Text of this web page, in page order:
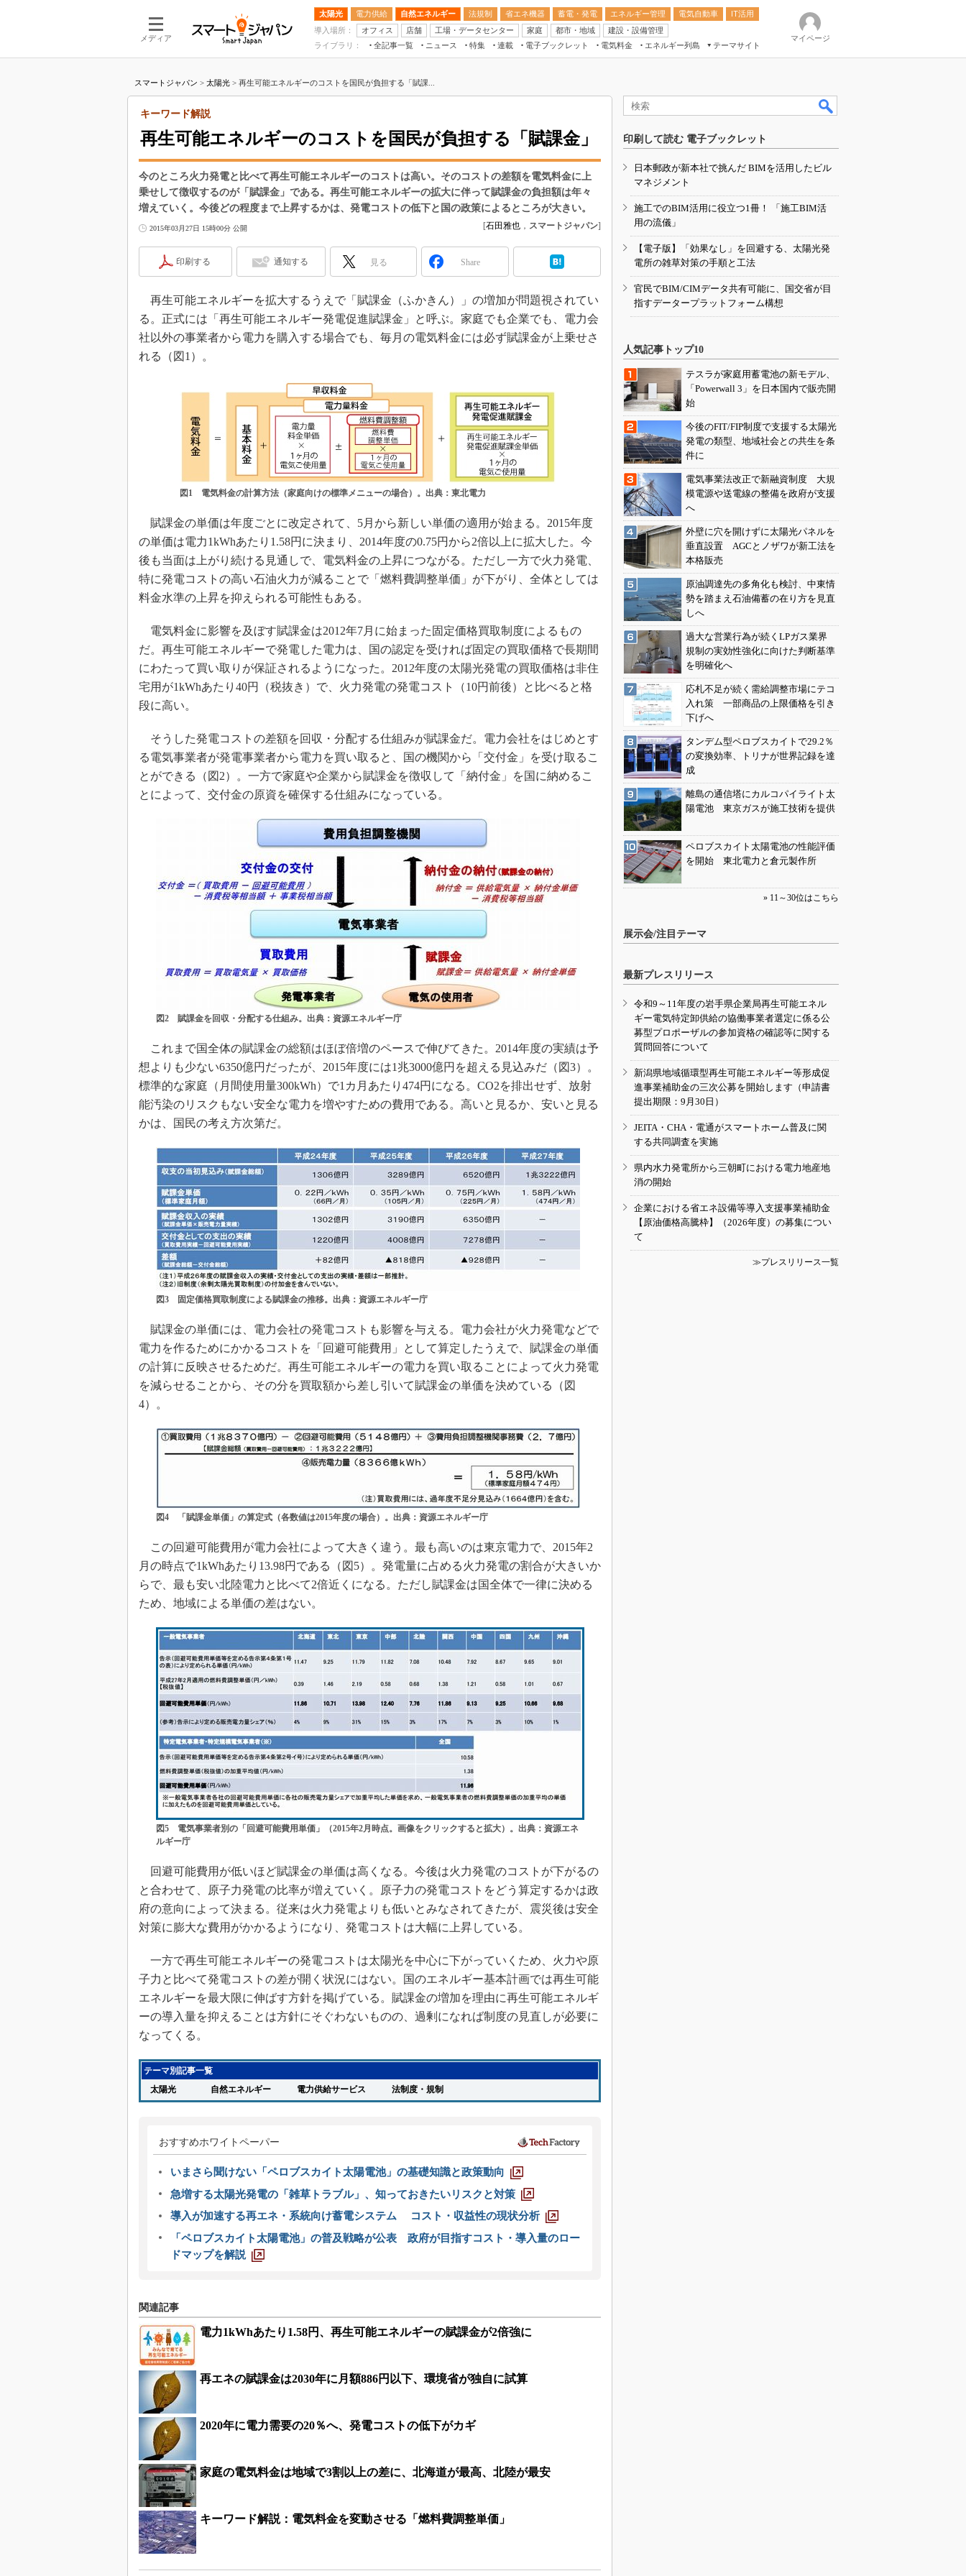
メディア
太陽光 電力供給 自然エネルギー 法規制 省エネ機器 蓄電・発電 エネルギー管理 電気自動車
IT活用
導入場所：
オフィス 店舗 工場・データセンター 家庭 都市・地域
建設・設備管理
ライブラリ：
全記事一覧 ニュース 特集 連載 電子ブックレット 電気料金 エネルギー列島
テーマサイト
新電力
電気料金ガイドブック
空調特集
BEMS
マイページ
スマートジャパン > 太陽光 > 再生可能エネルギーのコストを国民が負担する「賦課...
再生可能エネルギーのコストを国民が負担する「賦課金」
キーワード解説
今のところ火力発電と比べて再生可能エネルギーのコストは高い。そのコストの差額を電気料金に上
乗せして徴収するのが「賦課金」である。再生可能エネルギーの拡大に伴って賦課金の負担額は年々
増えていく。今後どの程度まで上昇するかは、発電コストの低下と国の政策によるところが大きい。
2015年03月27日 15時00分 公開 [石田雅也 ， スマートジャパン]
印刷する 通知する 見る Share
再生可能エネルギーを拡大するうえで「賦課金（ふかきん）」の増加が問題視されてい
る。正式には「再生可能エネルギー発電促進賦課金」と呼ぶ。家庭でも企業でも、電力会
社以外の事業者から電力を購入する場合でも、毎月の電気料金には必ず賦課金が上乗せさ
れる（図1）。
図1 電気料金の計算方法（家庭向けの標準メニューの場合）。出典：東北電力
賦課金の単価は年度ごとに改定されて、5月から新しい単価の適用が始まる。2015年度
の単価は電力1kWhあたり1.58円に決まり、2014年度の0.75円から2倍以上に拡大した。今
後も当面は上がり続ける見通しで、電気料金の上昇につながる。ただし一方で火力発電、
特に発電コストの高い石油火力が減ることで「燃料費調整単価」が下がり、全体としては
料金水準の上昇を抑えられる可能性もある。
電気料金に影響を及ぼす賦課金は2012年7月に始まった固定価格買取制度によるもの
だ。再生可能エネルギーで発電した電力は、国の認定を受ければ固定の買取価格で長期間
にわたって買い取りが保証されるようになった。2012年度の太陽光発電の買取価格は非住
宅用が1kWhあたり40円（税抜き）で、火力発電の発電コスト（10円前後）と比べると格
段に高い。
そうした発電コストの差額を回収・分配する仕組みが賦課金だ。電力会社をはじめとす
る電気事業者が発電事業者から電力を買い取ると、国の機関から「交付金」を受け取るこ
とができる（図2）。一方で家庭や企業から賦課金を徴収して「納付金」を国に納めるこ
とによって、交付金の原資を確保する仕組みになっている。
図2 賦課金を回収・分配する仕組み。出典：資源エネルギー庁
これまで国全体の賦課金の総額はほぼ倍増のペースで伸びてきた。2014年度の実績は予
想よりも少ない6350億円だったが、2015年度には1兆3000億円を超える見込みだ（図3）。
標準的な家庭（月間使用量300kWh）で1カ月あたり474円になる。CO2を排出せず、放射
能汚染のリスクもない安全な電力を増やすための費用である。高いと見るか、安いと見る
かは、国民の考え方次第だ。
図3 固定価格買取制度による賦課金の推移。出典：資源エネルギー庁
賦課金の単価には、電力会社の発電コストも影響を与える。電力会社が火力発電などで
電力を作るためにかかるコストを「回避可能費用」として算定したうえで、賦課金の単価
の計算に反映させるためだ。再生可能エネルギーの電力を買い取ることによって火力発電
を減らせることから、その分を買取額から差し引いて賦課金の単価を決めている（図
4）。
図4 「賦課金単価」の算定式（各数値は2015年度の場合）。出典：資源エネルギー庁
この回避可能費用が電力会社によって大きく違う。最も高いのは東京電力で、2015年2
月の時点で1kWhあたり13.98円である（図5）。発電量に占める火力発電の割合が大きいか
らで、最も安い北陸電力と比べて2倍近くになる。ただし賦課金は国全体で一律に決める
ため、地域による単価の差はない。
図5 電気事業者別の「回避可能費用単価」（2015年2月時点。画像をクリックすると拡大）。出典：資源エネ
ルギー庁
回避可能費用が低いほど賦課金の単価は高くなる。今後は火力発電のコストが下がるの
と合わせて、原子力発電の比率が増えていく。原子力の発電コストをどう算定するかは政
府の意向によって決まる。従来は火力発電よりも低いとみなされてきたが、震災後は安全
対策に膨大な費用がかかるようになり、発電コストは大幅に上昇している。
一方で再生可能エネルギーの発電コストは太陽光を中心に下がっていくため、火力や原
子力と比べて発電コストの差が開く状況にはない。国のエネルギー基本計画では再生可能
エネルギーを最大限に伸ばす方針を掲げている。賦課金の増加を理由に再生可能エネルギ
ーの導入量を抑えることは方針にそぐわないものの、過剰になれば制度の見直しが必要に
なってくる。
テーマ別記事一覧
太陽光
自然エネルギー 電力供給サービス 法制度・規制
おすすめホワイトペーパー
いまさら聞けない「ペロブスカイト太陽電池」の基礎知識と政策動向
急増する太陽光発電の「雑草トラブル」、知っておきたいリスクと対策
導入が加速する再エネ・系統向け蓄電システム コスト・収益性の現状分析
「ペロブスカイト太陽電池」の普及戦略が公表 政府が目指すコスト・導入量のロー
ドマップを解説
関連記事
電力1kWhあたり1.58円、再生可能エネルギーの賦課金が2倍強に
再エネの賦課金は2030年に月額886円以下、環境省が独自に試算
2020年に電力需要の20％へ、発電コストの低下がカギ
家庭の電気料金は地域で3割以上の差に、北海道が最高、北陸が最安
キーワード解説：電気料金を変動させる「燃料費調整単価」
印刷して読む 電子ブックレット
日本郵政が新本社で挑んだ BIMを活用したビル
マネジメント
施工でのBIM活用に役立つ1冊！ 「施工BIM活
用の流儀」
【電子版】「効果なし」を回避する、太陽光発
電所の雑草対策の手順と工法
官民でBIM/CIMデータ共有可能に、国交省が目
指すデータープラットフォーム構想
人気記事トップ10
テスラが家庭用蓄電池の新モデル、
「Powerwall 3」を日本国内で販売開
始
今後のFIT/FIP制度で支援する太陽光
発電の類型、地域社会との共生を条
件に
電気事業法改正で新融資制度 大規
模電源や送電線の整備を政府が支援
へ
外壁に穴を開けずに太陽光パネルを
垂直設置 AGCとノザワが新工法を
本格販売
原油調達先の多角化も検討、中東情
勢を踏まえ石油備蓄の在り方を見直
しへ
過大な営業行為が続くLPガス業界
規制の実効性強化に向けた判断基準
を明確化へ
応札不足が続く需給調整市場にテコ
入れ策 一部商品の上限価格を引き
下げへ
タンデム型ペロブスカイトで29.2％
の変換効率、トリナが世界記録を達
成
離島の通信塔にカルコパイライト太
陽電池 東京ガスが施工技術を提供
ペロブスカイト太陽電池の性能評価
を開始 東北電力と倉元製作所
» 11～30位はこちら
展示会/注目テーマ
最新プレスリリース
令和9～11年度の岩手県企業局再生可能エネル
ギー電気特定卸供給の協働事業者選定に係る公
募型プロポーザルの参加資格の確認等に関する
質問回答について
新潟県地域循環型再生可能エネルギー等形成促
進事業補助金の三次公募を開始します（申請書
提出期限：9月30日）
JEITA・CHA・電通がスマートホーム普及に関
する共同調査を実施
県内水力発電所から三朝町における電力地産地
消の開始
企業における省エネ設備等導入支援事業補助金
【原油価格高騰枠】（2026年度）の募集につい
て
≫プレスリリース一覧